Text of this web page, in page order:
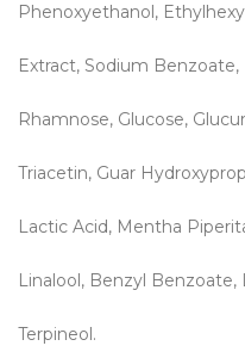
Phenoxyethanol,
Extract, Sodium
Rhamnose, Glucose,
Triacetin, Guar
Lactic Acid, Mentha
Linalool, Benzyl
Terpineol.